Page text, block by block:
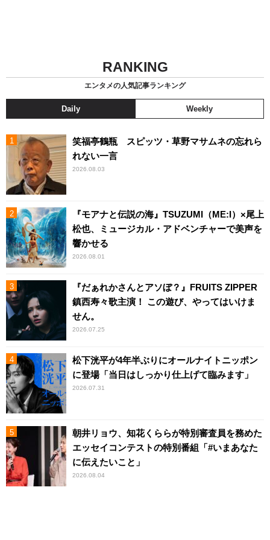
RANKING
エンタメの人気記事ランキング
Daily Weekly
笑福亭鶴瓶 スピッツ・草野マサムネの忘れら
れない一言
2026.08.03
『モアナと伝説の海』TSUZUMI（ME:I）×尾上
松也、ミュージカル・アドベンチャーで美声を
響かせる
2026.08.01
『だぁれかさんとアソぼ？』FRUITS ZIPPER
鎮西寿々歌主演！ この遊び、やってはいけま
せん。
2026.07.25
松下洸平が4年半ぶりにオールナイトニッポン
に登場「当日はしっかり仕上げて臨みます」
2026.07.31
朝井リョウ、知花くららが特別審査員を務めた
エッセイコンテストの特別番組「#いまあなた
に伝えたいこと」
2026.08.04